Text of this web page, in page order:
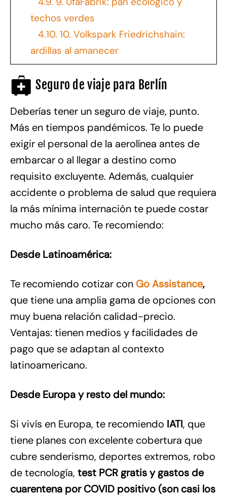
techos verdes
4.10. 10. Volkspark Friedrichshain:
ardillas al amanecer
Seguro de viaje para Berlín
Deberías tener un seguro de viaje, punto.
Más en tiempos pandémicos. Te lo puede
exigir el personal de la aerolínea antes de
embarcar o al llegar a destino como
requisito excluyente. Además, cualquier
accidente o problema de salud que requiera
la más mínima internación te puede costar
mucho más caro. Te recomiendo:
Desde Latinoamérica:
Te recomiendo cotizar con Go Assistance,
que tiene una amplia gama de opciones con
muy buena relación calidad-precio.
Ventajas: tienen medios y facilidades de
pago que se adaptan al contexto
latinoamericano.
Desde Europa y resto del mundo:
Si vivís en Europa, te recomiendo IATI, que
tiene planes con excelente cobertura que
cubre senderismo, deportes extremos, robo
de tecnología, test PCR gratis y gastos de
cuarentena por COVID positivo (son casi los